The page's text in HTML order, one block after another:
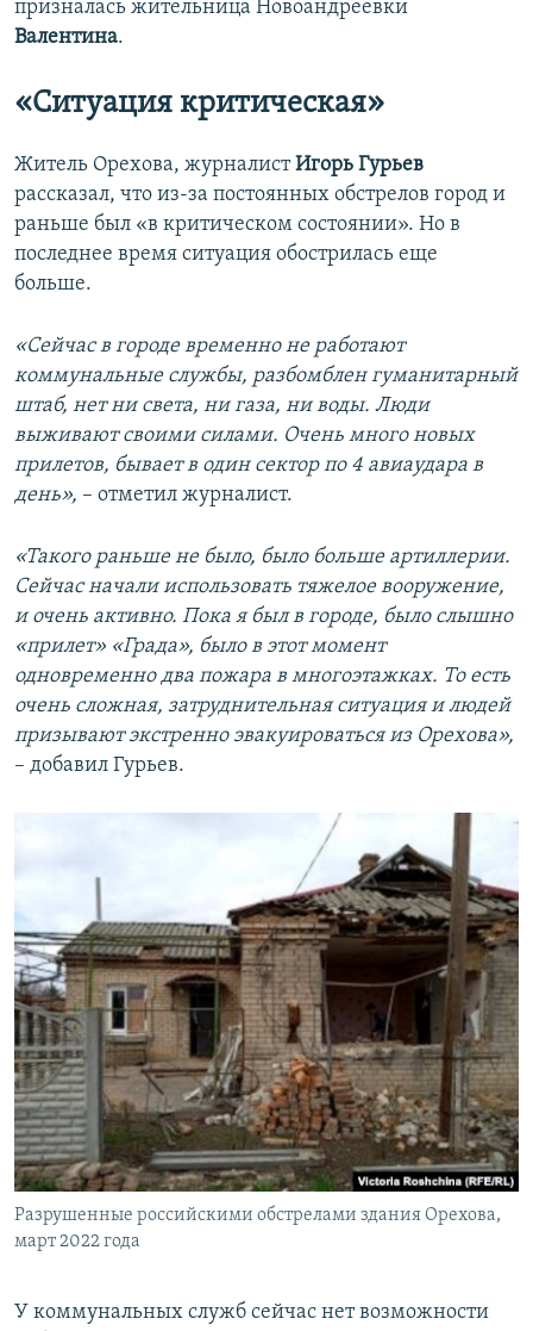
призналась жительница Новоандреевки
Валентина.
«Ситуация критическая»
Житель Орехова, журналистИгорь Гурьев
рассказал, что из-за постоянных обстрелов город и
раньше был «в критическом состоянии». Но в
последнее время ситуация обострилась еще
больше.
«Сейчас в городе временно не работают
коммунальные службы, разбомблен гуманитарный
штаб, нет ни света, ни газа, ни воды. Люди
выживают своими силами. Очень много новых
прилетов, бывает в один сектор по 4 авиаудара в
день», – отметил журналист.
«Такого раньше не было, было больше артиллерии.
Сейчас начали использовать тяжелое вооружение,
и очень активно. Пока я был в городе, было слышно
«прилет» «Града», было в этот момент
одновременно два пожара в многоэтажках. То есть
очень сложная, затруднительная ситуация и людей
призывают экстренно эвакуироваться из Орехова»,
– добавил Гурьев.
Разрушенные российскими обстрелами здания Орехова,
март 2022 года
У коммунальных служб сейчас нет возможности